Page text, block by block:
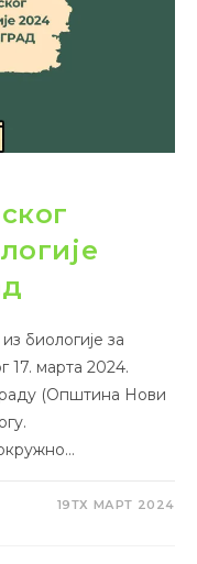
биологије за
17. марта 2024.
(Општина Нови
19ТХ МАРТ 2024